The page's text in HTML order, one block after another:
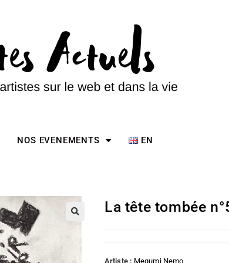
NOS EVENEMENTS EN
La tête tombée
Artiste : Megumi Nemo